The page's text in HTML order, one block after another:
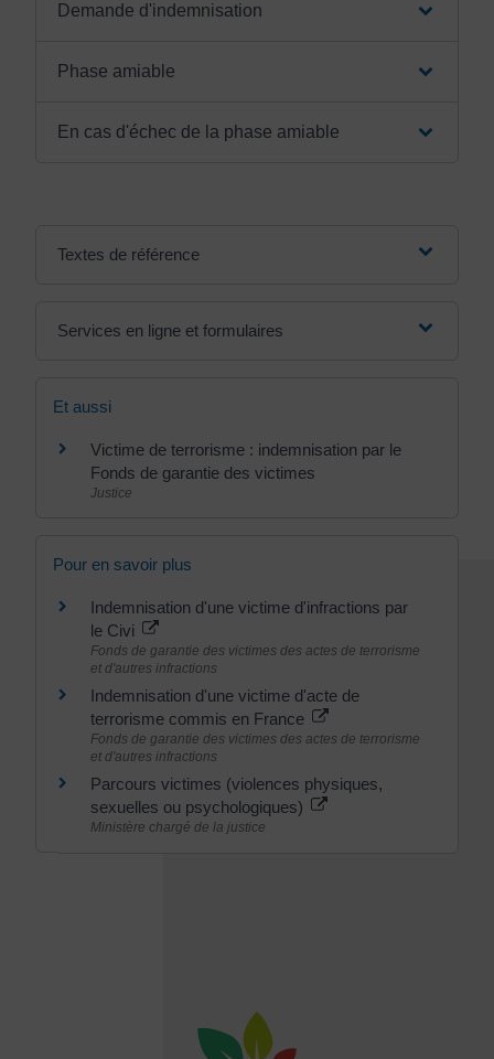
Demande d'indemnisation
Phase amiable
En cas d'échec de la phase amiable
Textes de référence
Services en ligne et formulaires
Et aussi
Victime de terrorisme : indemnisation par le
Fonds de garantie des victimes
Justice
Pour en savoir plus
Indemnisation d'une victime d'infractions par
le Civi
Fonds de garantie des victimes des actes de terrorisme
et d'autres infractions
Indemnisation d'une victime d'acte de
terrorisme commis en France
Fonds de garantie des victimes des actes de terrorisme
et d'autres infractions
Parcours victimes (violences physiques,
sexuelles ou psychologiques)
Ministère chargé de la justice